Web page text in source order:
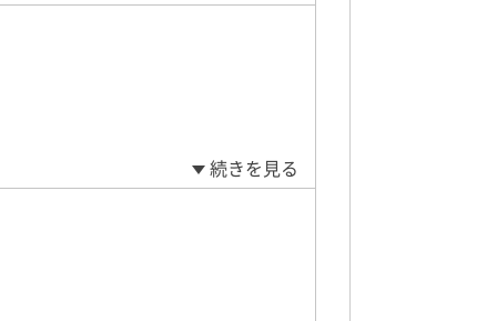
続きを見る